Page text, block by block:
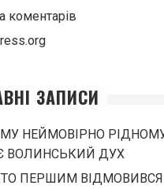
коментарів
ЗАПИСИ
НЕЙМОВІРНО
ВОЛИНСЬКИЙ ДУХ
ПЕРШИМ ВІДМОВИВСЯ